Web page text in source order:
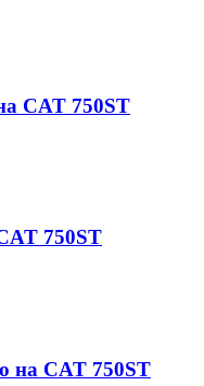
CAT 750ST
750ST
на CAT 750ST